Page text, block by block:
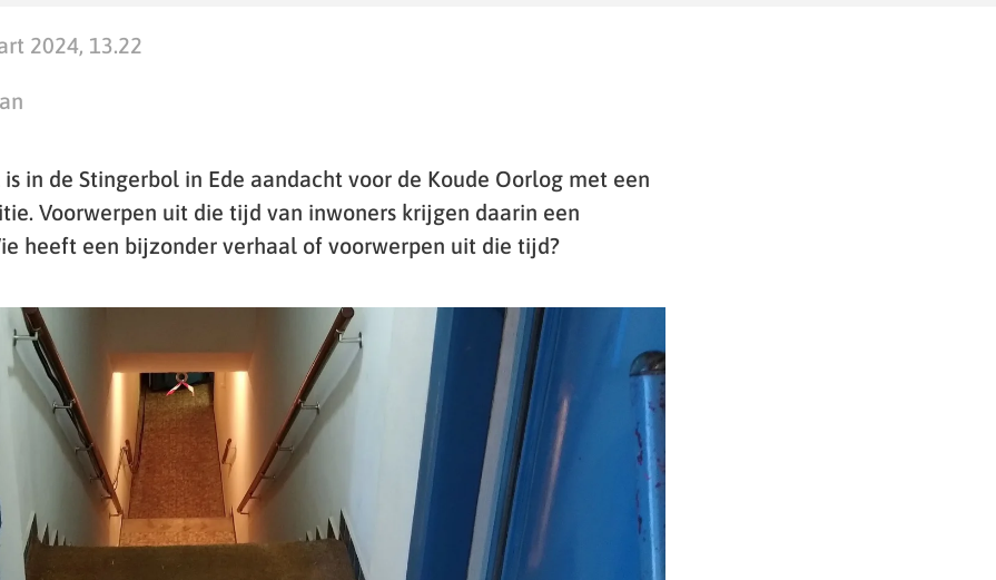
2024, 13.22
in de Stingerbol in Ede aandacht voor de Koude Oorlog met een
Voorwerpen uit die tijd van inwoners krijgen daarin een
heeft een bijzonder verhaal of voorwerpen uit die tijd?